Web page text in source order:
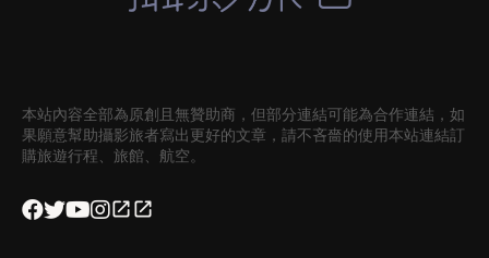
本站內容全部為原創且無贊助商，但部分連結可能為合作連結，如
果願意幫助攝影旅者寫出更好的文章，請不吝嗇的使用本站連結訂
購旅遊行程、旅館、航空。